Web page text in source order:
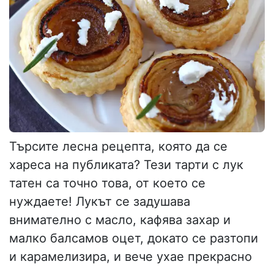
Търсите лесна рецепта, която да се
хареса на публиката? Тези тарти с лук
татен са точно това, от което се
нуждаете! Лукът се задушава
внимателно с масло, кафява захар и
малко балсамов оцет, докато се разтопи
и карамелизира, и вече ухае прекрасно